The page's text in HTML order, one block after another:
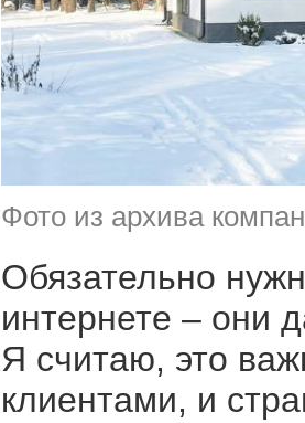
Фото из архива
Обязательно
интернете – они
Я считаю, это
клиентами, и